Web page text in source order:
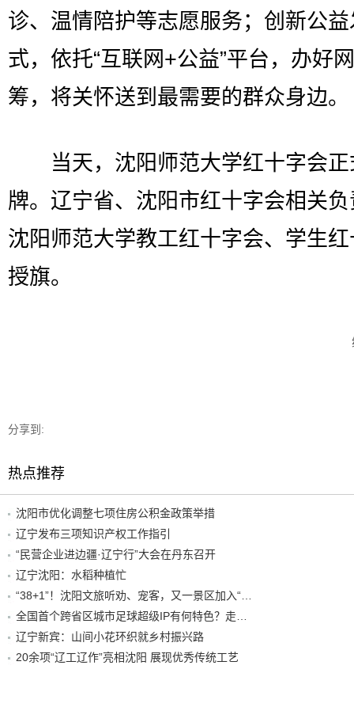
诊、温情陪护等志愿服务；创新公
式，依托“互联网+公益”平台，办好
筹，将关怀送到最需要的群众身边。
当天，沈阳师范大学红十字会正
牌。辽宁省、沈阳市红十字会相关
沈阳师范大学教工红十字会、学生
授旗。
分享到:
热点推荐
沈阳市优化调整七项住房公积金政策举措
辽宁发布三项知识产权工作指引
“民营企业进边疆·辽宁行”大会在丹东召开
辽宁沈阳：水稻种植忙
辽宁新宾：山间小花环织就乡村振兴路
20余项“辽工辽作”亮相沈阳 展现优秀传统工艺